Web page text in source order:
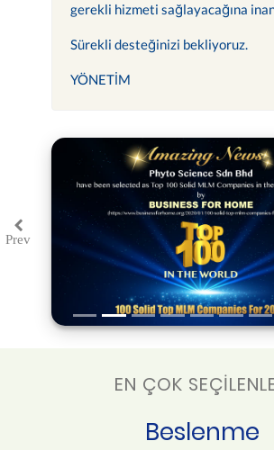
gerekli hizmeti sağlayacağına
Sürekli desteğinizi bekliyoruz.
YÖNETİM
PrevPrevious
EN ÇOK
Beslenme